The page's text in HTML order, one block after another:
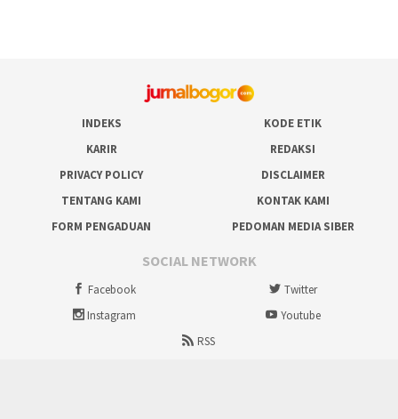
INDEKS
KODE ETIK
KARIR
REDAKSI
PRIVACY POLICY
DISCLAIMER
TENTANG KAMI
KONTAK KAMI
FORM PENGADUAN
PEDOMAN MEDIA SIBER
SOCIAL NETWORK
Facebook
Twitter
Instagram
Youtube
RSS